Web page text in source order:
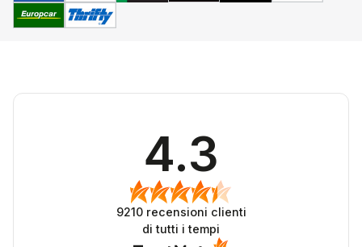
4.3
9210recensioni clienti
di tutti i tempi